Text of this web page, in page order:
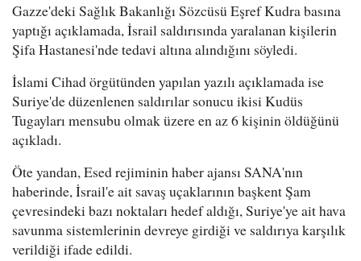
Gazze'deki Sağlık Bakanlığı Sözcüsü Eşref Kudra basına
yaptığı açıklamada, İsrail saldırısında yaralanan kişilerin
Şifa Hastanesi'nde tedavi altına alındığını söyledi.
İslami Cihad örgütünden yapılan yazılı açıklamada ise
Suriye'de düzenlenen saldırılar sonucu ikisi Kudüs
Tugayları mensubu olmak üzere en az 6 kişinin öldüğünü
açıkladı.
Öte yandan, Esed rejiminin haber ajansı SANA'nın
haberinde, İsrail'e ait savaş uçaklarının başkent Şam
çevresindeki bazı noktaları hedef aldığı, Suriye'ye ait hava
savunma sistemlerinin devreye girdiği ve saldırıya karşılık
verildiği ifade edildi.